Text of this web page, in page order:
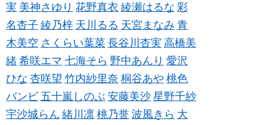
実 美神さゆり 花野真衣 綾瀬はるな 彩
名杏子 綾乃梓 天川るる 天宮まなみ 青
木美空 さくらい葉菜 長谷川杏実 高橋美
緒 希咲エマ 七海そら 野中あんり 愛沢
ひな 杏咲望 竹内紗里奈 桐谷あや 桃色
バンビ 五十嵐しのぶ 安藤美沙 星野千紗
宇沙城らん 緒川凛 桃乃誉 波風きら 大